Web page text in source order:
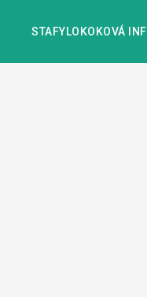
STAFYLOKOKOVÁ